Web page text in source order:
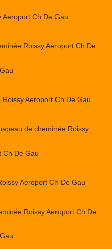
Aeroport Ch De Gau
Roissy Aeroport Ch De
Gau
Aeroport Ch De Gau
de cheminée Roissy
Ch De Gau
Aeroport Ch De Gau
Roissy Aeroport Ch De
Gau